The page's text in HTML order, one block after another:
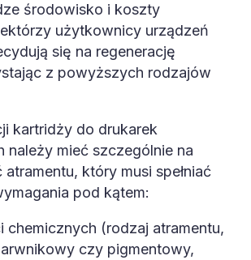
środowisko i koszty
użytkownicy urządzeń
się na regenerację
z powyższych rodzajów
kartridży do drukarek
należy mieć szczególnie na
który musi spełniać
pod kątem:
chemicznych (rodzaj atramentu,
czy pigmentowy,